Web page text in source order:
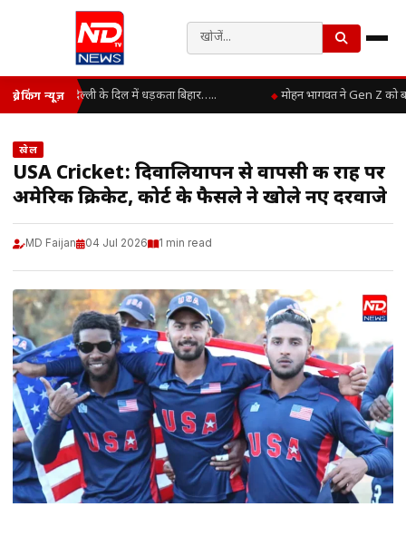
ब्रेकिंग न्यूज़ दिल्ली के दिल में धड़कता बिहार….. मोहन भागवत ने Gen Z को
खेल
USA Cricket: दिवालियापन से वापसी की राह पर
अमेरिकी क्रिकेट, कोर्ट के फैसले ने खोले नए दरवाजे
MD Faijan 04 Jul 2026 1 min read